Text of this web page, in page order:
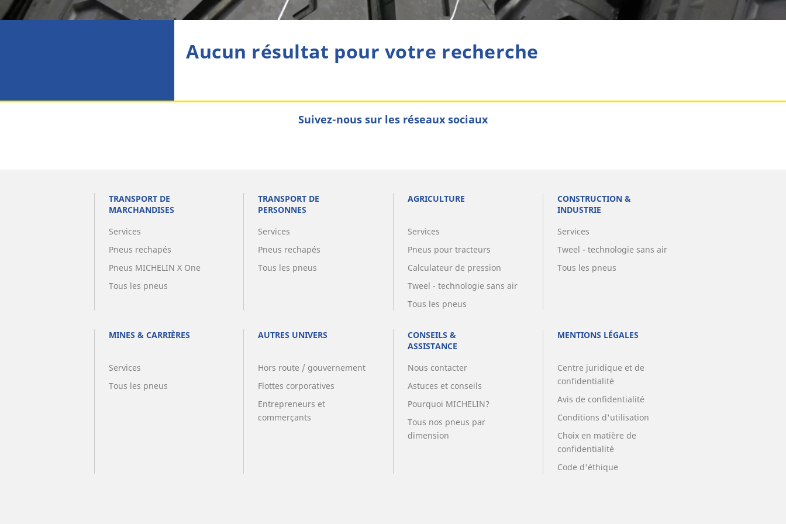
Aviation
Aucun résultat pour votre recherche
Suivez-nous sur les réseaux sociaux
TRANSPORT DE
MARCHANDISES
Services
Pneus rechapés
Pneus MICHELIN X One
Tous les pneus
TRANSPORT DE
PERSONNES
Services
Pneus rechapés
Tous les pneus
AGRICULTURE
Services
Pneus pour tracteurs
Calculateur de pression
Tweel - technologie sans air
Tous les pneus
CONSTRUCTION &
INDUSTRIE
Services
Tweel - technologie sans air
Tous les pneus
MINES & CARRIÈRES
Services
Tous les pneus
AUTRES UNIVERS
Hors route / gouvernement
Flottes corporatives
Entrepreneurs et
commerçants
CONSEILS &
ASSISTANCE
Nous contacter
Astuces et conseils
Pourquoi MICHELIN?
Tous nos pneus par
dimension
MENTIONS LÉGALES
Centre juridique et de
confidentialité
Avis de confidentialité
Conditions d'utilisation
Choix en matière de
confidentialité
Code d'éthique